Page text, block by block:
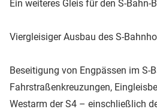
Ein weiteres Gleis für den S-
Viergleisiger Ausbau des S-
Beseitigung von Engpässen im S-
Fahrstraßenkreuzungen,
Westarm der S4 – einschließlich